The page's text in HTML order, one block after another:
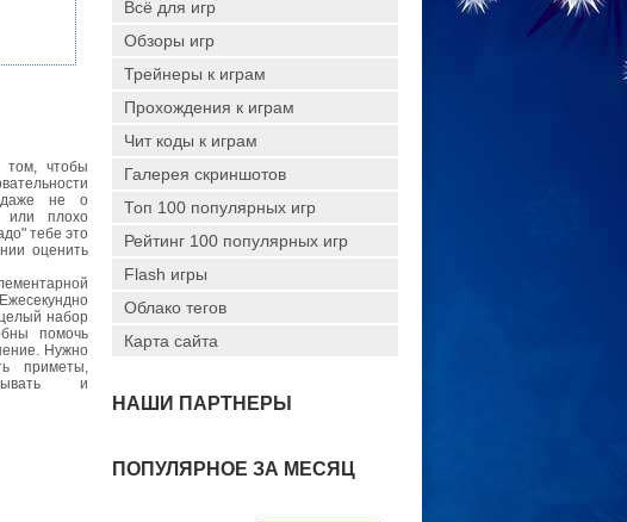
том, чтобы
даже не о
или плохо
тебе это
оценить
набор
помочь
Нужно
приметы,
и
Всё для игр
Обзоры игр
Трейнеры к играм
Прохождения к играм
Чит коды к играм
Галерея скриншотов
Топ 100 популярных игр
Рейтинг 100 популярных игр
Flash игры
Облако тегов
Карта сайта
НАШИ ПАРТНЕРЫ
ПОПУЛЯРНОЕ ЗА МЕСЯЦ